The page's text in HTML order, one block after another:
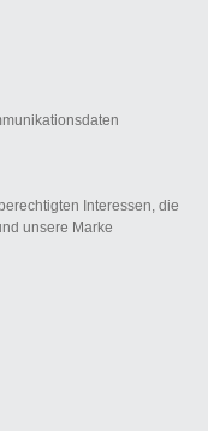
Interessen, die
unsere Marke